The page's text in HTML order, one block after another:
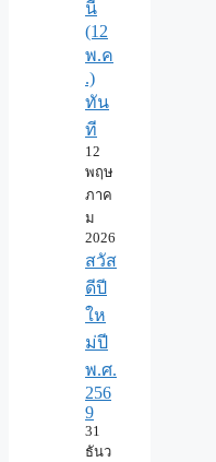
นี้
(12
พ.ค
.)
ทัน
ที
12
พฤษ
ภาค
ม
2026
สวัส
ดีปี
ให
ม่ปี
พ.ศ.
256
9
31
ธันว